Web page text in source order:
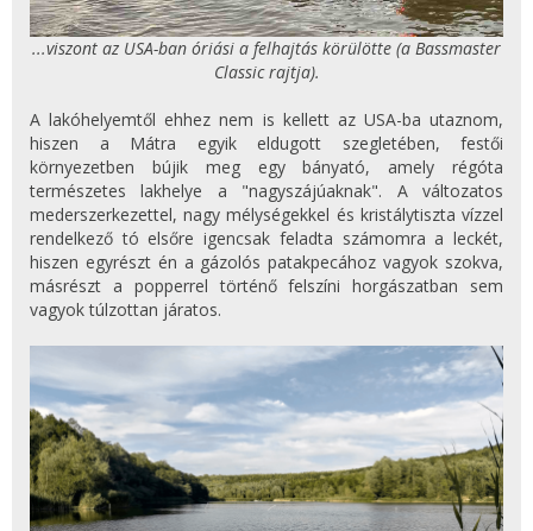
...viszont az USA-ban óriási a felhajtás körülötte (a Bassmaster
Classic rajtja).
A lakóhelyemtől ehhez nem is kellett az USA-ba utaznom,
hiszen a Mátra egyik eldugott szegletében, festői
környezetben bújik meg egy bányató, amely régóta
természetes lakhelye a "nagyszájúaknak". A változatos
mederszerkezettel, nagy mélységekkel és kristálytiszta vízzel
rendelkező tó elsőre igencsak feladta számomra a leckét,
hiszen egyrészt én a gázolós patakpecához vagyok szokva,
másrészt a popperrel történő felszíni horgászatban sem
vagyok túlzottan járatos.